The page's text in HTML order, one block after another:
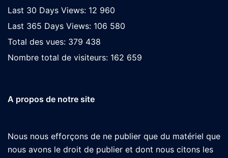
Last 30 Days Views: 12 960
Last 365 Days Views: 106 580
Total des vues: 379 438
Nombre total de visiteurs: 162 659
A propos de notre site
Nous nous efforçons de ne publier que du matériel que
nous avons le droit de publier et dont nous citons les